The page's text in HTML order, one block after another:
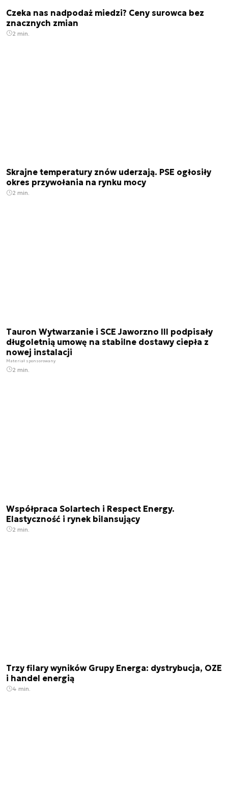
Czeka nas nadpodaż miedzi? Ceny surowca bez
znacznych zmian
2 min.
Skrajne temperatury znów uderzają. PSE ogłosiły
okres przywołania na rynku mocy
2 min.
Tauron Wytwarzanie i SCE Jaworzno III podpisały
długoletnią umowę na stabilne dostawy ciepła z
nowej instalacji
Materiał sponsorowany
2 min.
Współpraca Solartech i Respect Energy.
Elastyczność i rynek bilansujący
2 min.
Trzy filary wyników Grupy Energa: dystrybucja, OZE
i handel energią
4 min.